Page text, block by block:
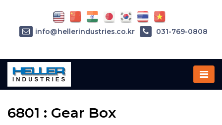
Home»Parts»6801
6801 : Gear Box
info@hellerindustries.co.kr 031-769-0808